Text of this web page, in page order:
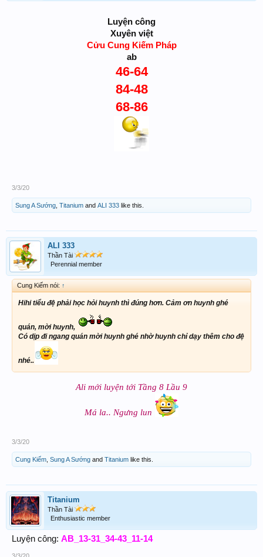
Luyện công
Xuyên việt
Cửu Cung Kiếm Pháp
ab
46-64
84-48
68-86
3/3/20
Sung A Sướng Titanium and ALI 333 like this.
ALI 333
Thần Tài
Perennial member
Cung Kiếm nói: ↑
Hihi tiểu đệ phải học hỏi huynh thì đúng hơn. Cảm ơn huynh ghé
quán, mời huynh,
Có dịp đi ngang quán mời huynh ghé nhờ huynh chỉ dạy thêm cho đệ
nhé..
Ali mới luyện tới Tầng 8 Lầu 9
Má la.. Ngưng lun
3/3/20
Cung Kiếm Sung A Sướng and Titanium like this.
Titanium
Thần Tài
Enthusiastic member
Luyện công: AB_13-31_34-43_11-14